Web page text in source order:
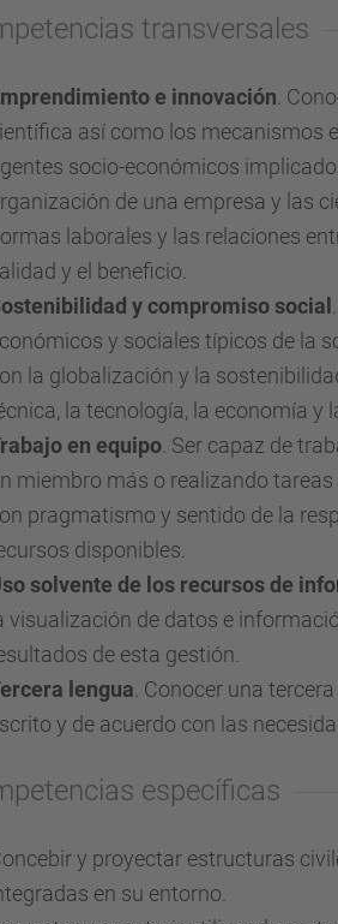
transversales
e innovación .
así como los mecanismos
socio-económicos
de una empresa y las
laborales y las relaciones
y el beneficio.
y compromiso social
y sociales típicos de la
la globalización y la
la tecnología, la economía y
en equipo . Ser capaz de
miembro más o realizando
pragmatismo y sentido de la
disponibles.
solvente de los recursos de
visualización de datos e
de esta gestión.
lengua . Conocer una
y de acuerdo con las
específicas
y proyectar estructuras
en su entorno.